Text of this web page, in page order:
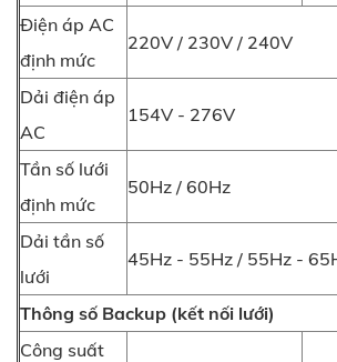
Điện áp AC
định mức
220V / 230V / 240V
Dải điện áp
AC
154V - 276V
Tần số lưới
định mức
50Hz / 60Hz
Dải tần số
lưới
45Hz - 55Hz / 55Hz -
Thông số Backup (kết nối lưới)
Công suất